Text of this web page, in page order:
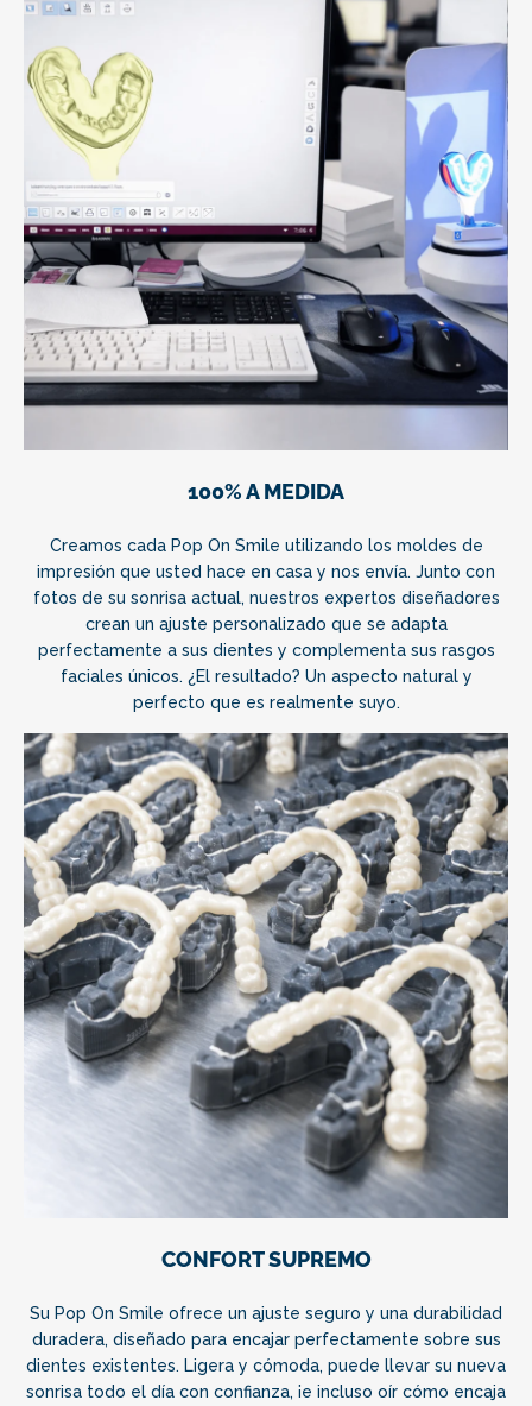
100% A MEDIDA
Creamos cada Pop On Smile utilizando los moldes de
impresión que usted hace en casa y nos envía. Junto con
fotos de su sonrisa actual, nuestros expertos diseñadores
crean un ajuste personalizado que se adapta
perfectamente a sus dientes y complementa sus rasgos
faciales únicos. ¿El resultado? Un aspecto natural y
perfecto que es realmente suyo.
CONFORT SUPREMO
Su Pop On Smile ofrece un ajuste seguro y una durabilidad
duradera, diseñado para encajar perfectamente sobre sus
dientes existentes. Ligera y cómoda, puede llevar su nueva
sonrisa todo el día con confianza, ¡e incluso oír cómo encaja